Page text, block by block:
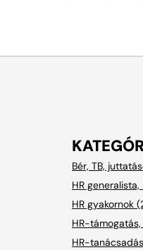
Bér, TB,
HR
HR gyakornok
HR-
HR-